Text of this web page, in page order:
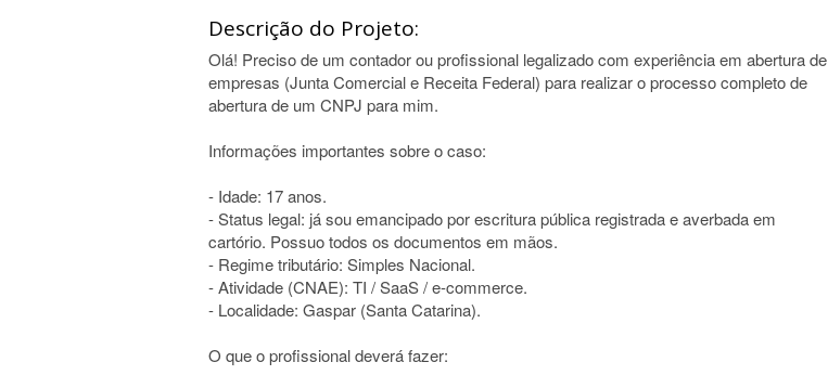
Descrição do Projeto:
Olá! Preciso de um contador ou profissional legalizado com experiência em abertura de
empresas (Junta Comercial e Receita Federal) para realizar o processo completo de
abertura de um CNPJ para mim.
Informações importantes sobre o caso:
- Idade: 17 anos.
- Status legal: já sou emancipado por escritura pública registrada e averbada em
cartório. Possuo todos os documentos em mãos.
- Regime tributário: Simples Nacional.
- Atividade (CNAE): TI / SaaS / e-commerce.
- Localidade: Gaspar (Santa Catarina).
O que o profissional deverá fazer: